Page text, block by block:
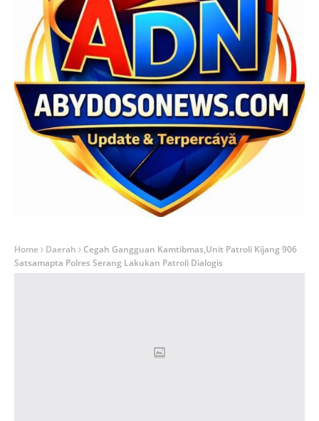
Home Daerah
Cegah Gangguan Kamtibmas,Unit Patroli Kijang 906
Satsamapta Polres Serang Lakukan Patroli Dialogis